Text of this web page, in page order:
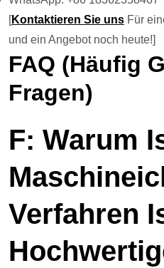
[Kontaktieren Sie uns Für
und ein Angebot noch heute!]
FAQ (häufig
Fragen)
F: Warum
Maschine
Verfahren